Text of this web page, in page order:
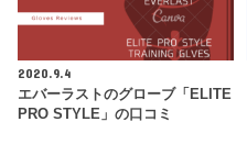
2020.9.4
エバーラストのグローブ「ELITE
PRO STYLE」の口コミ